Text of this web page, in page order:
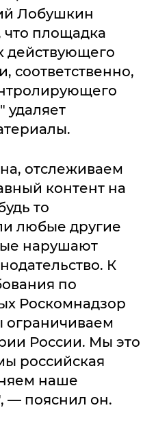
Лобушкин
площадка
действующего
соответственно,
удаляет
отслеживаем
контент на
то
любые другие
нарушают
К
по
Роскомнадзор
ограничиваем
России. Мы это
российская
наше
— пояснил он.